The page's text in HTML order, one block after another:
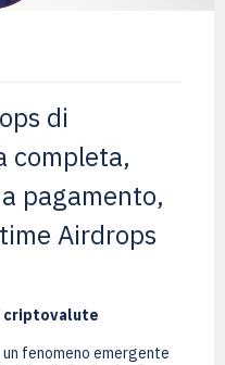
di
completa,
pagamento,
Airdrops
criptovalute
fenomeno emergente